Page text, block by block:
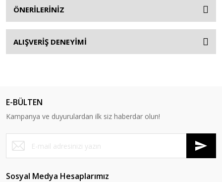
ÖNERİLERİNİZ
ALIŞVERİŞ DENEYİMİ
E-BÜLTEN
Kampanya ve duyurulardan ilk siz haberdar olun!
Sosyal Medya Hesaplarımız